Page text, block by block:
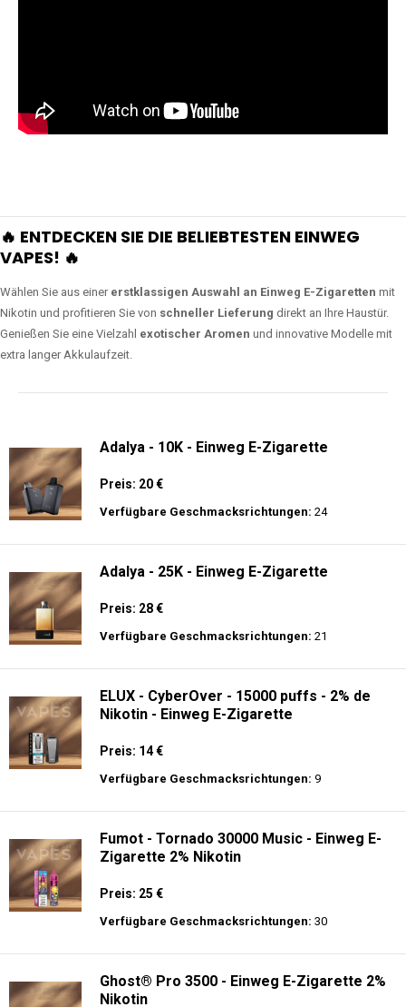
🔥 ENTDECKEN SIE DIE BELIEBTESTEN EINWEG
VAPES! 🔥
Wählen Sie aus einer erstklassigen Auswahl an Einweg E-Zigaretten mit
Nikotin und profitieren Sie von schneller Lieferung direkt an Ihre Haustür.
Genießen Sie eine Vielzahl exotischer Aromen und innovative Modelle mit
extra langer Akkulaufzeit.
Adalya - 10K - Einweg E-Zigarette
Preis: 20 €
Verfügbare Geschmacksrichtungen: 24
Adalya - 25K - Einweg E-Zigarette
Preis: 28 €
Verfügbare Geschmacksrichtungen: 21
ELUX - CyberOver - 15000 puffs - 2% de
Nikotin - Einweg E-Zigarette
Preis: 14 €
Verfügbare Geschmacksrichtungen: 9
Fumot - Tornado 30000 Music - Einweg E-
Zigarette 2% Nikotin
Preis: 25 €
Verfügbare Geschmacksrichtungen: 30
Ghost® Pro 3500 - Einweg E-Zigarette 2%
Nikotin